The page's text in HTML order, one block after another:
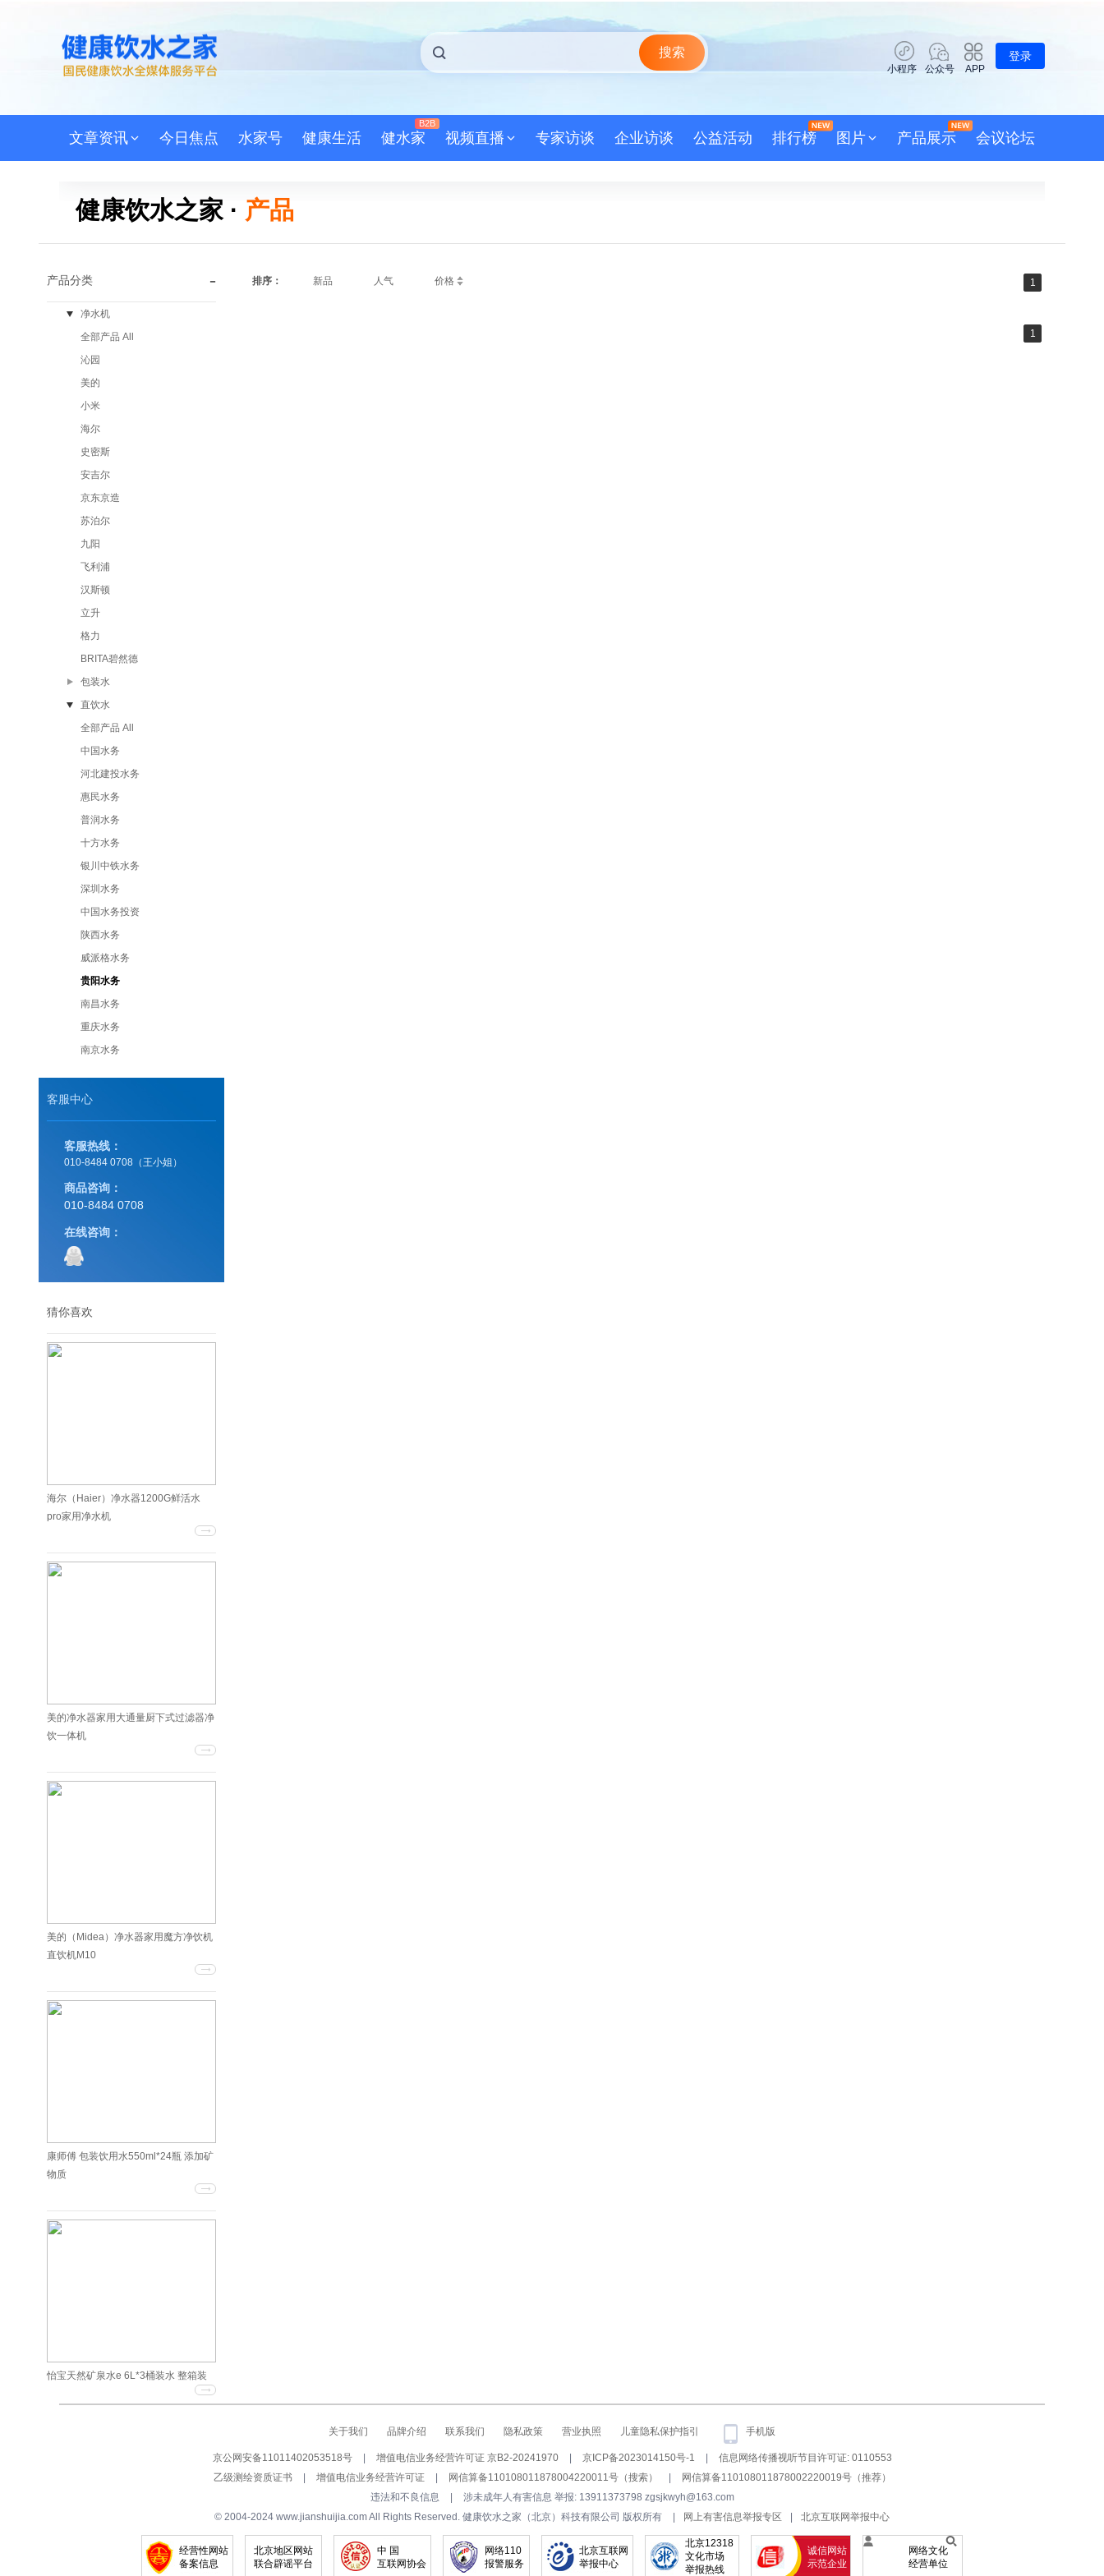
搜索
小程序 公众号 APP
登录
文章资讯 今日焦点 水家号 健康生活 健水家
B2B
视频直播 专家访谈 企业访谈 公益活动 排行榜 图片 产品展示 会议论坛
健康饮水之家 · 产品
产品分类 -
净水机
全部产品 All
沁园
美的
小米
海尔
史密斯
安吉尔
京东京造
苏泊尔
九阳
飞利浦
汉斯顿
立升
格力
BRITA碧然德
包装水
直饮水
全部产品 All
中国水务
河北建投水务
惠民水务
普润水务
十方水务
银川中铁水务
深圳水务
中国水务投资
陕西水务
威派格水务
贵阳水务
南昌水务
重庆水务
南京水务
客服中心
客服热线：
010-8484 0708（王小姐）
商品咨询：
010-8484 0708
在线咨询：
猜你喜欢
海尔（Haier）净水器1200G鲜活水
pro家用净水机
美的净水器家用大通量厨下式过滤器净
饮一体机
美的（Midea）净水器家用魔方净饮机
直饮机M10
康师傅 包装饮用水550ml*24瓶 添加矿
物质
怡宝天然矿泉水e 6L*3桶装水 整箱装
排序： 新品 人气 价格 1
1
关于我们 品牌介绍 联系我们 隐私政策 营业执照 儿童隐私保护指引 手机版
京公网安备11011402053518号 增值电信业务经营许可证 京B2-20241970 京ICP备2023014150号-1
信息网络传播视听节目许可证: 0110553
乙级测绘资质证书
增值电信业务经营许可证 网信算备110108011878004220011号（搜索）
网信算备110108011878002220019号（推荐）
违法和不良信息
涉未成年人有害信息 举报: 13911373798 zgsjkwyh@163.com
© 2004-2024 www.jianshuijia.com All Rights Reserved. 健康饮水之家（北京）科技有限公司 版权所有
网上有害信息举报专区 北京互联网举报中心
经营性网站
备案信息
北京地区网站
联合辟谣平台
中 国
互联网协会
网络110
报警服务
北京互联网
举报中心
北京12318
文化市场
举报热线
诚信网站
示范企业
网络文化
经营单位